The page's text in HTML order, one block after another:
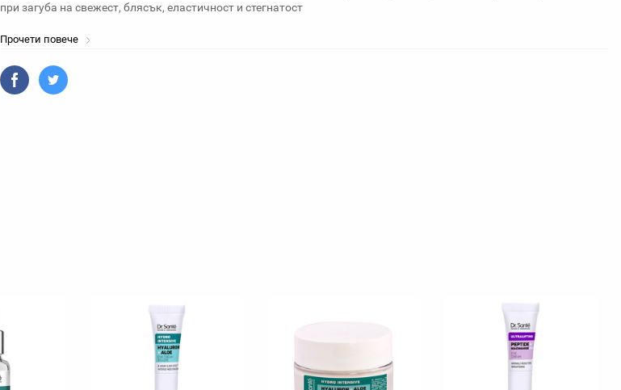
при загуба на свежест, блясък, еластичност и стегнатост
Прочети повече